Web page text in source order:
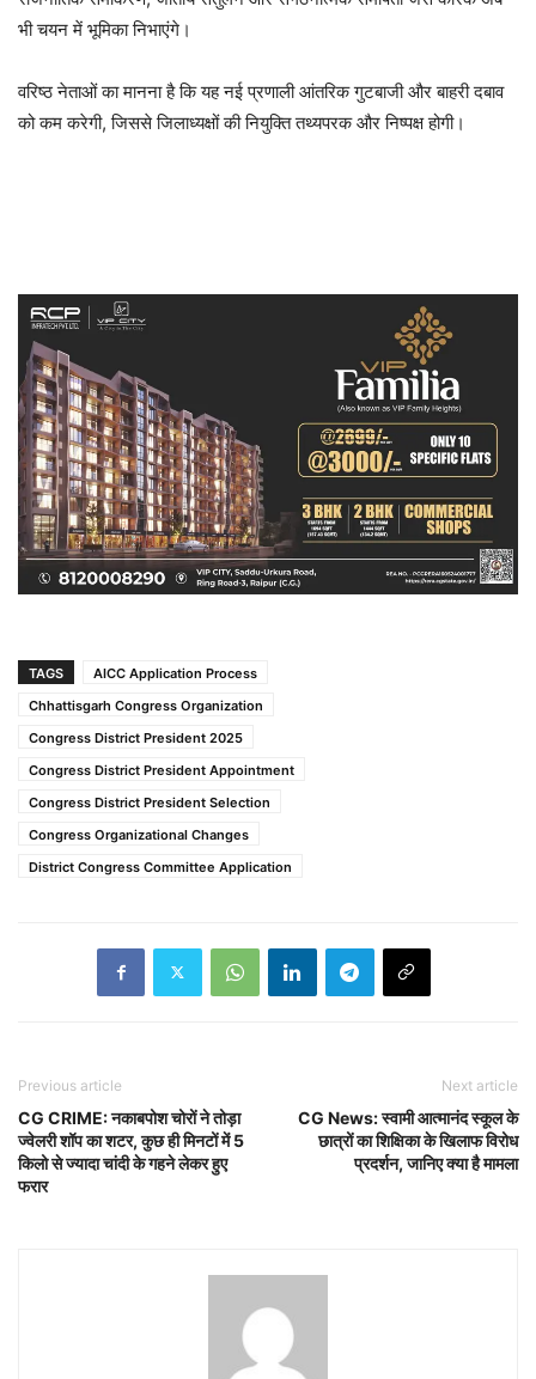
भी चयन में भूमिका निभाएंगे।
वरिष्ठ नेताओं का मानना है कि यह नई प्रणाली आंतरिक गुटबाजी और बाहरी दबाव
को कम करेगी, जिससे जिलाध्यक्षों की नियुक्ति तथ्यपरक और निष्पक्ष होगी।
TAGS
AICC Application Process
Chhattisgarh Congress Organization
Congress District President 2025
Congress District President Appointment
Congress District President Selection
Congress Organizational Changes
District Congress Committee Application
Previous article
CG CRIME: नकाबपोश चोरों ने तोड़ा
ज्वेलरी शॉप का शटर, कुछ ही मिनटों में 5
किलो से ज्यादा चांदी के गहने लेकर हुए
फरार
Next article
CG News: स्वामी आत्मानंद स्कूल के
छात्रों का शिक्षिका के खिलाफ विरोध
प्रदर्शन, जानिए क्या है मामला